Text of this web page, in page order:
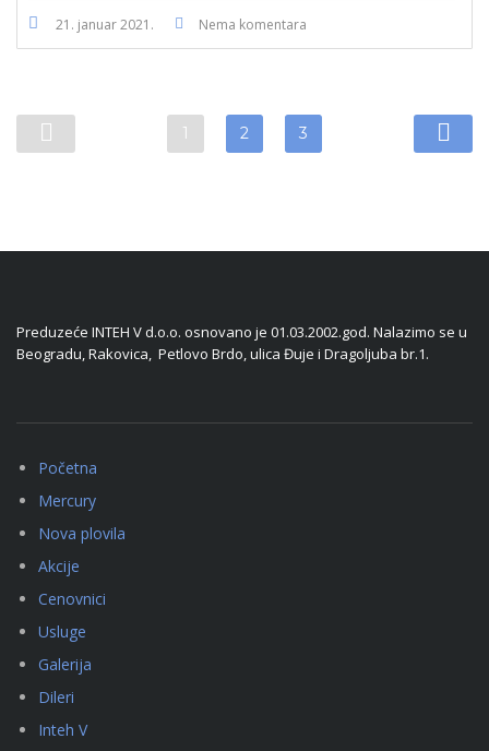
21. januar 2021. Nema komentara
1 2 3
Preduzeće INTEH V d.o.o. osnovano je 01.03.2002.god. Nalazimo se u
Beogradu, Rakovica, Petlovo Brdo, ulica Đuje i Dragoljuba br.1.
Početna
Mercury
Nova plovila
Akcije
Cenovnici
Usluge
Galerija
Dileri
Inteh V